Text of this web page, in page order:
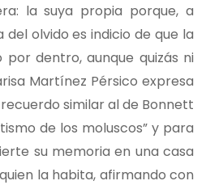
la suya propia porque, a
del olvido es indicio de que la
dentro, aunque quizás ni
Martínez Pérsico expresa
similar al de Bonnett
de los moluscos” y para
su memoria en una casa
la habita, afirmando con